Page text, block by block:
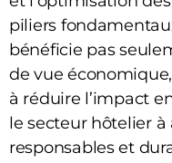
piliers
bénéficie pas
de vue
à réduire l’impact
le secteur hôtelier
responsables et